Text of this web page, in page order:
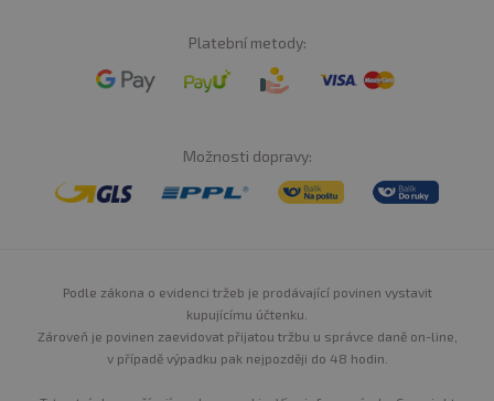
Platební metody:
Možnosti dopravy:
Podle zákona o evidenci tržeb je prodávající povinen vystavit
kupujícímu účtenku.
Zároveň je povinen zaevidovat přijatou tržbu u správce daně on-line,
v případě výpadku pak nejpozději do 48 hodin.